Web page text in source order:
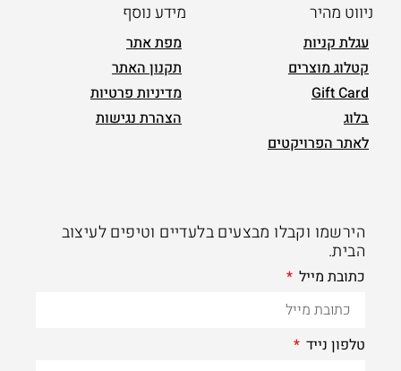
ניווט מהיר
עגלת קניות
קטלוג מוצרים
Gift Card
בלוג
לאתר הפרויקטים
מידע נוסף
מפת אתר
תקנון האתר
מדיניות פרטיות
הצהרת נגישות
הירשמו וקבלו מבצעים בלעדיים וטיפים לעיצוב
הבית.
כתובת מייל
טלפון נייד